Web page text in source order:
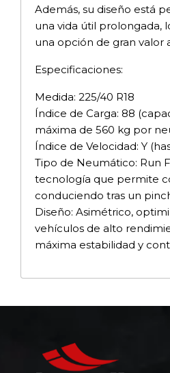
Además, su diseño está
una vida útil prolongada,
una opción de gran valor
Especificaciones:
Medida: 225/40 R18
Índice de Carga: 88
máxima de 560 kg por
Índice de Velocidad: Y
Tipo de Neumático: Run
tecnología que permite
conduciendo tras un
Diseño: Asimétrico,
vehículos de alto
máxima estabilidad y